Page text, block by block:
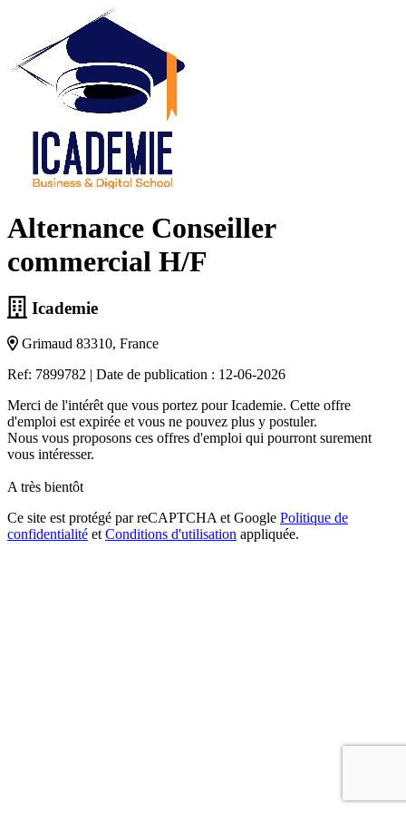
Alternance Conseiller
commercial H/F
Icademie
Grimaud 83310, France
Ref: 7899782 | Date de publication : 12-06-2026
Merci de l'intérêt que vous portez pour Icademie. Cette offre
d'emploi est expirée et vous ne pouvez plus y postuler.
Nous vous proposons ces offres d'emploi qui pourront surement
vous intéresser.
A très bientôt
Ce site est protégé par reCAPTCHA et Google Politique de
confidentialité et Conditions d'utilisation appliquée.